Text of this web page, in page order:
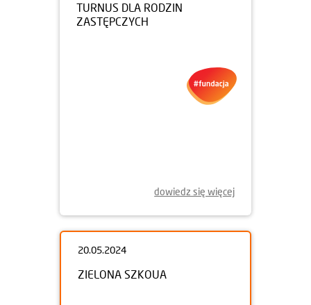
TURNUS DLA RODZIN
ZASTĘPCZYCH
dowiedz się więcej
20.05.2024
ZIELONA SZKOUA